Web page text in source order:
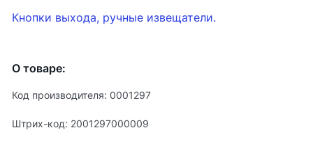
Кнопки выхода, ручные извещатели.
О товаре:
Код производителя: 0001297
Штрих-код: 2001297000009